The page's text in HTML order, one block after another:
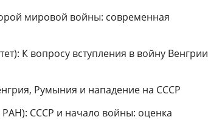
мировой войны: современная
К вопросу вступления в войну Венгрии
Румыния и нападение на СССР
СССР и начало войны: оценка